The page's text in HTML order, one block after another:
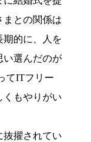
まとの関係は
期的に、人を
い選んだのが
てITフリー
くもやりがい
抜擢されてい